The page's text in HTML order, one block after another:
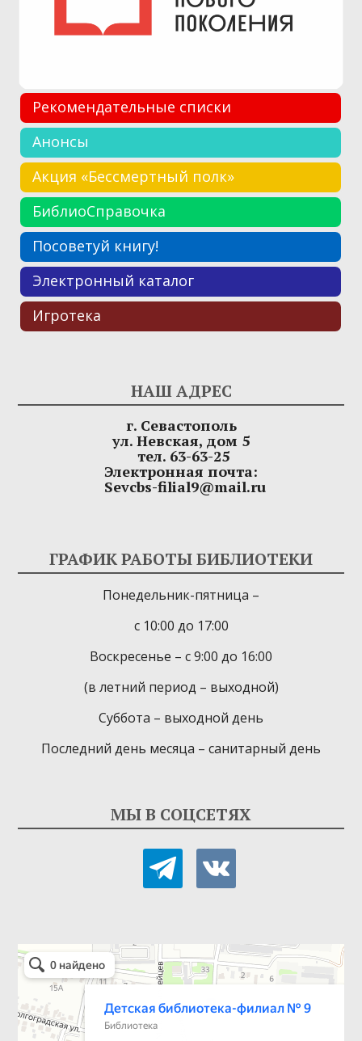
Рекомендательные списки
Анонсы
Акция «Бессмертный полк»
БиблиоСправочка
Посоветуй книгу!
Электронный каталог
Игротека
НАШ АДРЕС
г. Севастополь
ул. Невская, дом 5
тел. 63-63-25
Электронная почта:
Sevcbs-filial9@mail.ru
ГРАФИК РАБОТЫ БИБЛИОТЕКИ
Понедельник-пятница –
с 10:00 до 17:00
Воскресенье – с 9:00 до 16:00
(в летний период – выходной)
Суббота – выходной день
Последний день месяца – санитарный день
МЫ В СОЦСЕТЯХ
telegramvkontakte
Детская библиотека-филиал № 9
Библиотека в Севастополе